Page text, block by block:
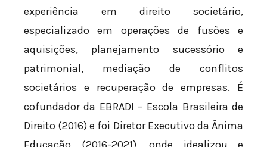
experiência em direito societário,
especializado em operações de fusões e
aquisições, planejamento sucessório e
patrimonial, mediação de conflitos
societários e recuperação de empresas. É
cofundador da EBRADI – Escola Brasileira de
Direito (2016) e foi Diretor Executivo da Ânima